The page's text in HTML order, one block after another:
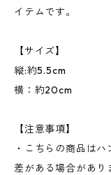
イテムです。
【サイズ】
縦:約5.5cm
横：約20cm
【注意事項】
・こちらの商品は
差がある場合があり